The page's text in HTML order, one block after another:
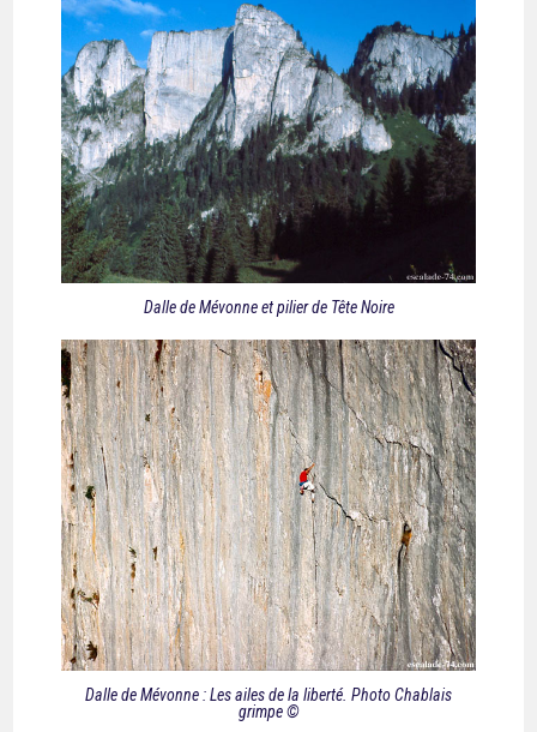
Dalle de Mévonne et pilier de Tête Noire
Dalle de Mévonne : Les ailes de la liberté. Photo Chablais
grimpe ©